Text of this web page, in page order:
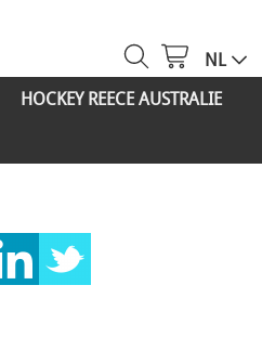
NL
HOCKEY REECE AUSTRALIE